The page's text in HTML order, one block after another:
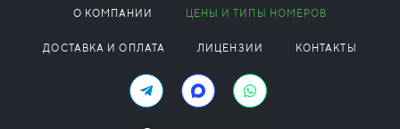
О КОМПАНИИ ЦЕНЫ И ТИПЫ НОМЕРОВ
ДОСТАВКА И ОПЛАТА ЛИЦЕНЗИИ КОНТАКТЫ